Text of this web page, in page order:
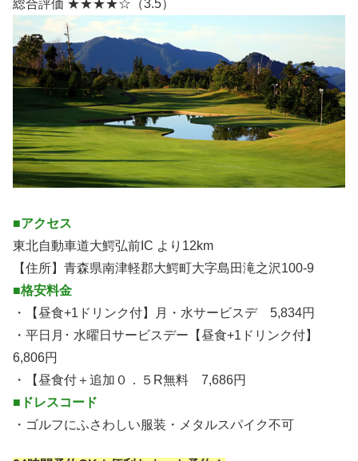
総合評価 ★★★★☆（3.5）
■アクセス
東北自動車道大鰐弘前IC より12km
【住所】青森県南津軽郡大鰐町大字島田滝之沢100-9
■格安料金
・【昼食+1ドリンク付】月・水サービスデ 5,834円
・平日月･ 水曜日サービスデー【昼食+1ドリンク付】
6,806円
・【昼食付＋追加０．５R無料 7,686円
■ドレスコード
・ゴルフにふさわしい服装・メタルスパイク不可